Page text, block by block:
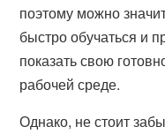
поэтому можно
быстро обучаться и
показать свою
рабочей среде.
Однако, не стоит